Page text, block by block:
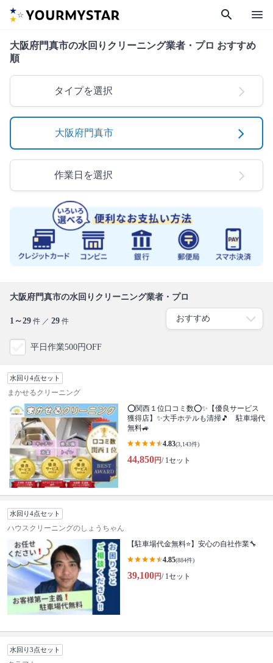
search menu
大阪府門真市の水回りクリーニング業者・プロ おすすめ
順
タイプを選択
大阪府門真市
作業日を選択
大阪府門真市の水回りクリーニング業者・プロ
1～29 件 ／ 29 件
平日作業500円OFF
水回り4点セット
まかせるクリーニング
⭕関西１位口コミ数⭕✨【優良サービス
獲得店】✨大手ホテルも清掃🎵 駐車場代
無料🚙
4.83(3,143件)
44,850円/ 1セット
水回り4点セット
ハウスクリーニングのしょうちゃん
【駐車場代金無料⭐️】安心の自社作業🔧
4.85(884件)
39,100円/ 1セット
水回り3点セット